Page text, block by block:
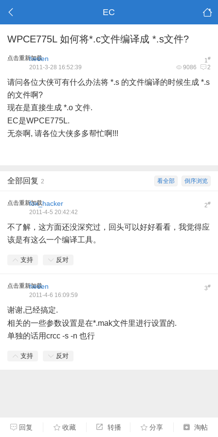
EC
WPCE775L 如何将*.c文件编译成 *.s文件?
点击重新加载 1#
heden
9086 2
2011-3-28 16:52:39
请问各位大侠可有什么办法将 *.s 的文件编译的时候生成 *.s
的文件啊?
现在是直接生成 *.o 文件.
EC是WPCE775L.
无奈啊, 请各位大侠多多帮忙啊!!!
倒序浏览
看全部
全部回复 2
点击重新加载 2#
fox_hacker
2011-4-5 20:42:42
不了解，这方面还没深究过，回头可以好好看看，我觉得应
该是有这么一个编译工具。
支持 反对
点击重新加载 3#
heden
2011-4-6 16:09:59
谢谢,已经搞定.
相关的一些参数设置是在*.mak文件里进行设置的.
单独的话用crcc -s -n 也行
支持 反对
回复 收藏 转播 分享 淘帖